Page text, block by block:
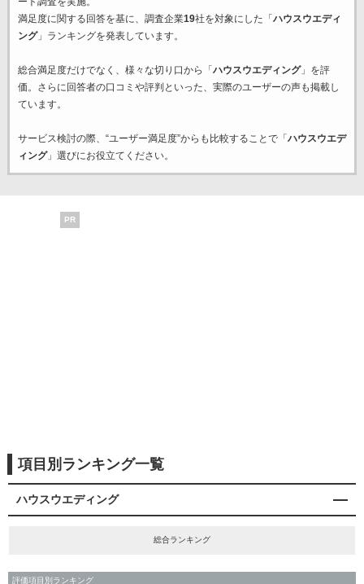
満足度に関する回答を基に、調査企業19社を対象にした「 ハウスウエディ
ング」ランキングを発表しています。
総合満足度だけでなく、様々な切り口から「 ハウスウエディング」を評
価。さらに回答者の口コミや評判といった、実際のユーザーの声も掲載し
ています。
サービス検討の際、“ユーザー満足度”からも比較することで「 ハウスウエデ
ィング」選びにお役立てください。
PR
項目別ランキング一覧
ハウスウエディング
総合ランキング
評価項目別ランキング